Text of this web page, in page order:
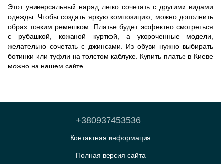
Этот универсальный наряд легко сочетать с другими видами
одежды. Чтобы создать яркую композицию, можно дополнить
образ тонким ремешком. Платье будет эффектно смотреться
с рубашкой, кожаной курткой, а укороченные модели,
желательно сочетать с джинсами. Из обуви нужно выбирать
ботинки или туфли на толстом каблуке. Купить платье в Киеве
можно на нашем сайте.
+380937453536
Контактная информация
Полная версия сайта